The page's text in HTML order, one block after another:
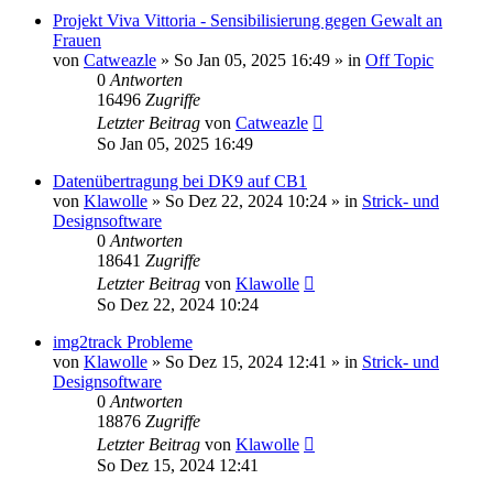
Projekt Viva Vittoria - Sensibilisierung gegen Gewalt an
Frauen
von Catweazle » So Jan 05, 2025 16:49 » in Off Topic
0 Antworten
16496 Zugriffe
Letzter Beitrag von Catweazle
So Jan 05, 2025 16:49
Datenübertragung bei DK9 auf CB1
von Klawolle » So Dez 22, 2024 10:24 » in Strick- und
Designsoftware
0 Antworten
18641 Zugriffe
Letzter Beitrag von Klawolle
So Dez 22, 2024 10:24
img2track Probleme
von Klawolle » So Dez 15, 2024 12:41 » in Strick- und
Designsoftware
0 Antworten
18876 Zugriffe
Letzter Beitrag von Klawolle
So Dez 15, 2024 12:41